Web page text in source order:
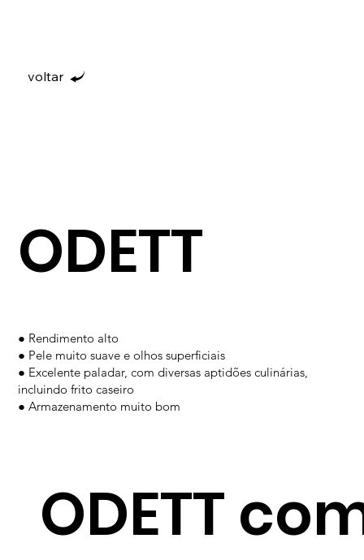
voltar
ODETT
● Rendimento alto
● Pele muito suave e olhos superficiais
● Excelente paladar, com diversas aptidões culinárias,
incluindo frito caseiro
● Armazenamento muito bom
ODETT